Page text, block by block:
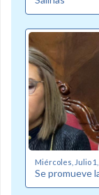
Miércoles, Julio 1,
Se promueve